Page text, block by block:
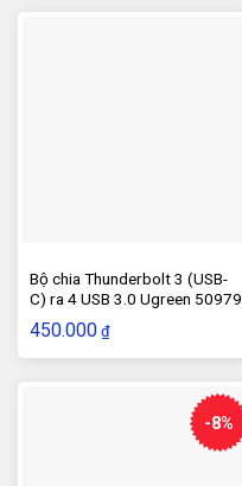
Bộ chia Thunderbolt 3 (USB-
C) ra 4 USB 3.0 Ugreen 50979
450.000 ₫
-8%